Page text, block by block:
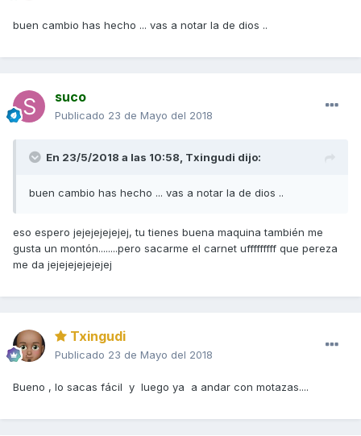
buen cambio has hecho ... vas a notar la de dios ..
suco
Publicado 23 de Mayo del 2018
En 23/5/2018 a las 10:58, Txingudi dijo:
buen cambio has hecho ... vas a notar la de dios ..
eso espero jejejejejejej, tu tienes buena maquina también me
gusta un montón........pero sacarme el carnet ufffffffff que pereza
me da jejejejejejejej
Txingudi
Publicado 23 de Mayo del 2018
Bueno , lo sacas fácil y luego ya a andar con motazas....